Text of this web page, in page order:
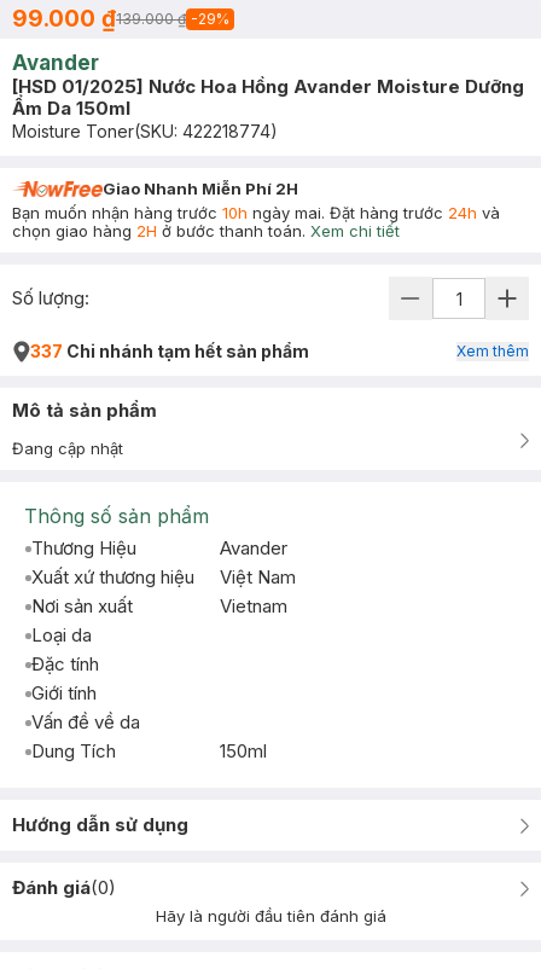
99.000 ₫139.000 ₫ -29%
Avander
[HSD 01/2025] Nước Hoa Hồng Avander Moisture Dưỡng
Ẩm Da 150ml
Moisture Toner(SKU: 422218774)
Giao Nhanh Miễn Phí 2H
Bạn muốn nhận hàng trước 10h ngày mai. Đặt hàng trước 24h và
chọn giao hàng 2H ở bước thanh toán. Xem chi tiết
Số lượng:
337 Chi nhánh tạm hết sản phẩm Xem thêm
Mô tả sản phẩm
Đang cập nhật
Thông số sản phẩm
Thương Hiệu
Avander
Xuất xứ thương hiệu
Việt Nam
Nơi sản xuất
Vietnam
Loại da
Đặc tính
Giới tính
Vấn đề về da
Dung Tích
150ml
Hướng dẫn sử dụng
Đánh giá(0)
Hãy là người đầu tiên đánh giá